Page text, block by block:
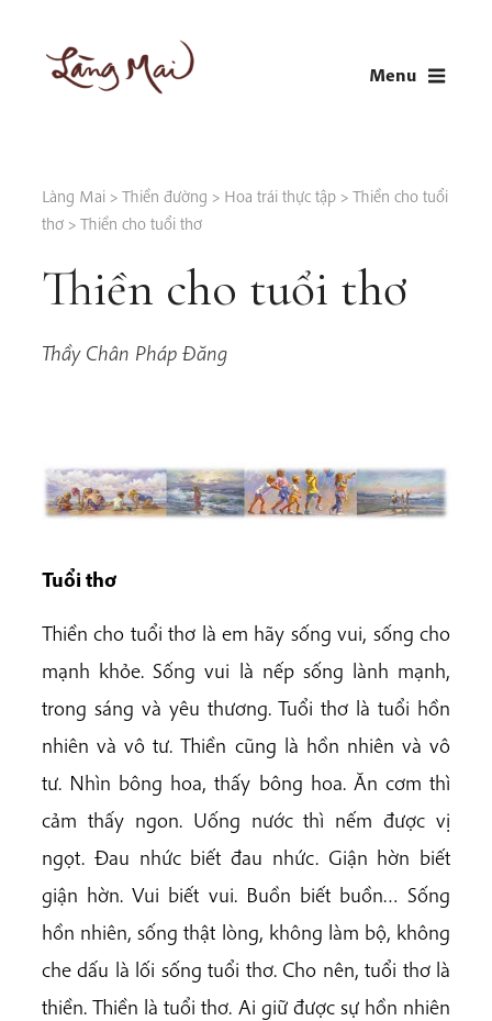
content
Menu
Làng Mai > Thiền đường > Hoa trái thực tập > Thiền cho tuổi
thơ > Thiền cho tuổi thơ
Thiền cho tuổi thơ
Thầy Chân Pháp Đăng
Tuổi thơ
Thiền cho tuổi thơ là em hãy sống vui, sống cho
mạnh khỏe. Sống vui là nếp sống lành mạnh,
trong sáng và yêu thương. Tuổi thơ là tuổi hồn
nhiên và vô tư. Thiền cũng là hồn nhiên và vô
tư. Nhìn bông hoa, thấy bông hoa. Ăn cơm thì
cảm thấy ngon. Uống nước thì nếm được vị
ngọt. Đau nhức biết đau nhức. Giận hờn biết
giận hờn. Vui biết vui. Buồn biết buồn… Sống
hồn nhiên, sống thật lòng, không làm bộ, không
che dấu là lối sống tuổi thơ. Cho nên, tuổi thơ là
thiền. Thiền là tuổi thơ. Ai giữ được sự hồn nhiên